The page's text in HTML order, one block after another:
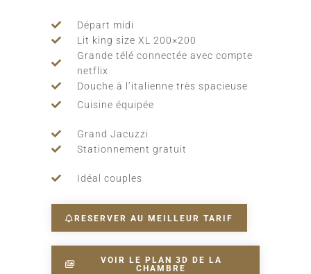
Départ midi
Lit king size XL 200×200
Grande télé connectée avec compte
netflix
Douche à l’italienne très spacieuse
Cuisine équipée
Grand Jacuzzi
Stationnement gratuit
Idéal couples
RESERVER AU MEILLEUR TARIF
VOIR LE PLAN 3D DE LA
CHAMBRE